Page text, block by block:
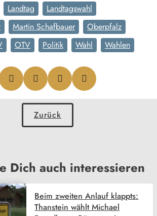
Landtag
Landtagswahl
Martin Schafbauer
Oberpfalz
OTV Politik Wahl Wahlen
Zurück
Dich auch interessieren
Beim zweiten Anlauf klappts:
Thanstein wählt Michael